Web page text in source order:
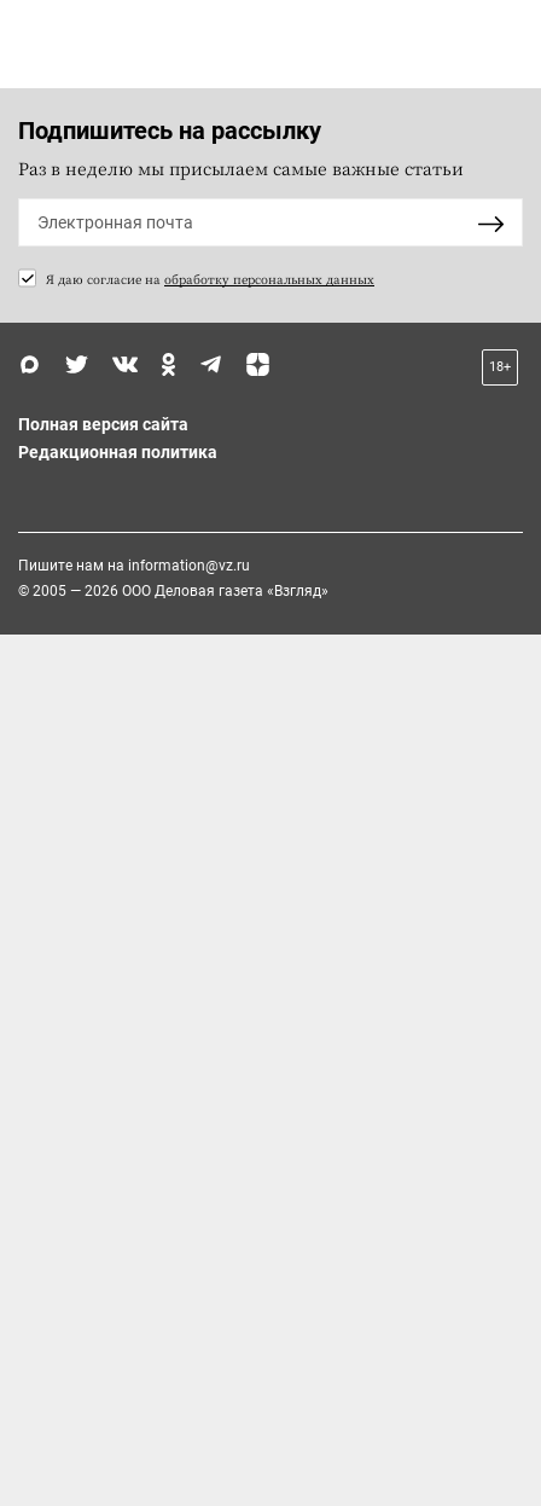
Подпишитесь на рассылку
Раз в неделю мы присылаем самые важные статьи
Я даю согласие на обработку персональных данных
18+
Полная версия сайта
Редакционная политика
Пишите нам на information@vz.ru
© 2005 — 2026 ООО Деловая газета «Взгляд»